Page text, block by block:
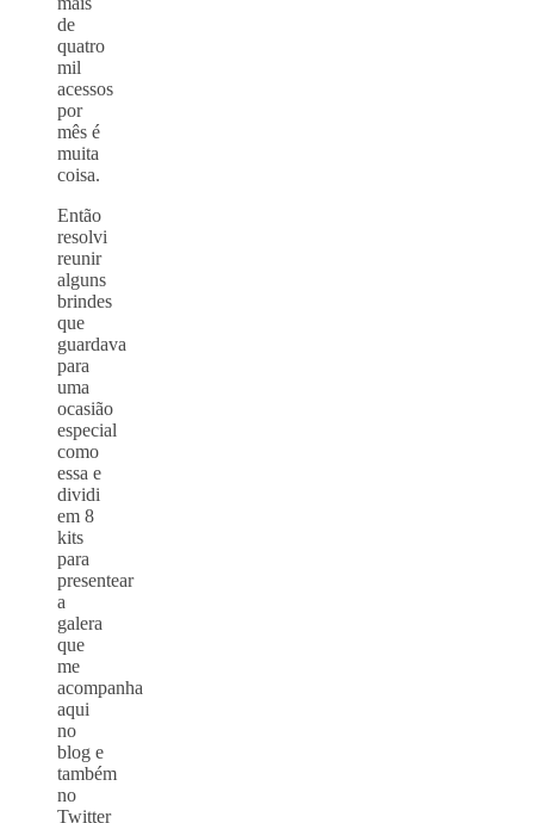
de
quatro
mil
acessos
por
mês é
muita
coisa.
Então
resolvi
reunir
alguns
brindes
que
guardava
para
uma
ocasião
especial
como
essa e
dividi
em 8
kits
para
presentear
a
galera
que
me
acompanha
aqui
no
blog e
também
no
Twitter